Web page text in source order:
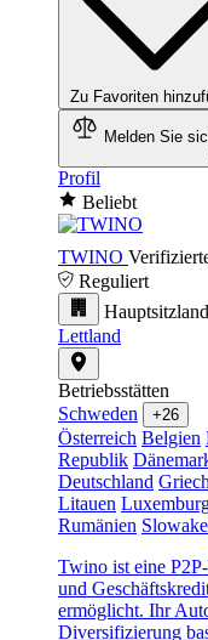
Zu Favoriten
Melden Sie
Profil
Beliebt
TWINO
Reguliert
Hauptsitzland
Lettland
Betriebsstätten
Schweden
+26
Österreich Belgien
Republik
Deutschland
Litauen
Rumänien
Twino ist eine
und
ermöglicht. Ihr
Diversifizierung